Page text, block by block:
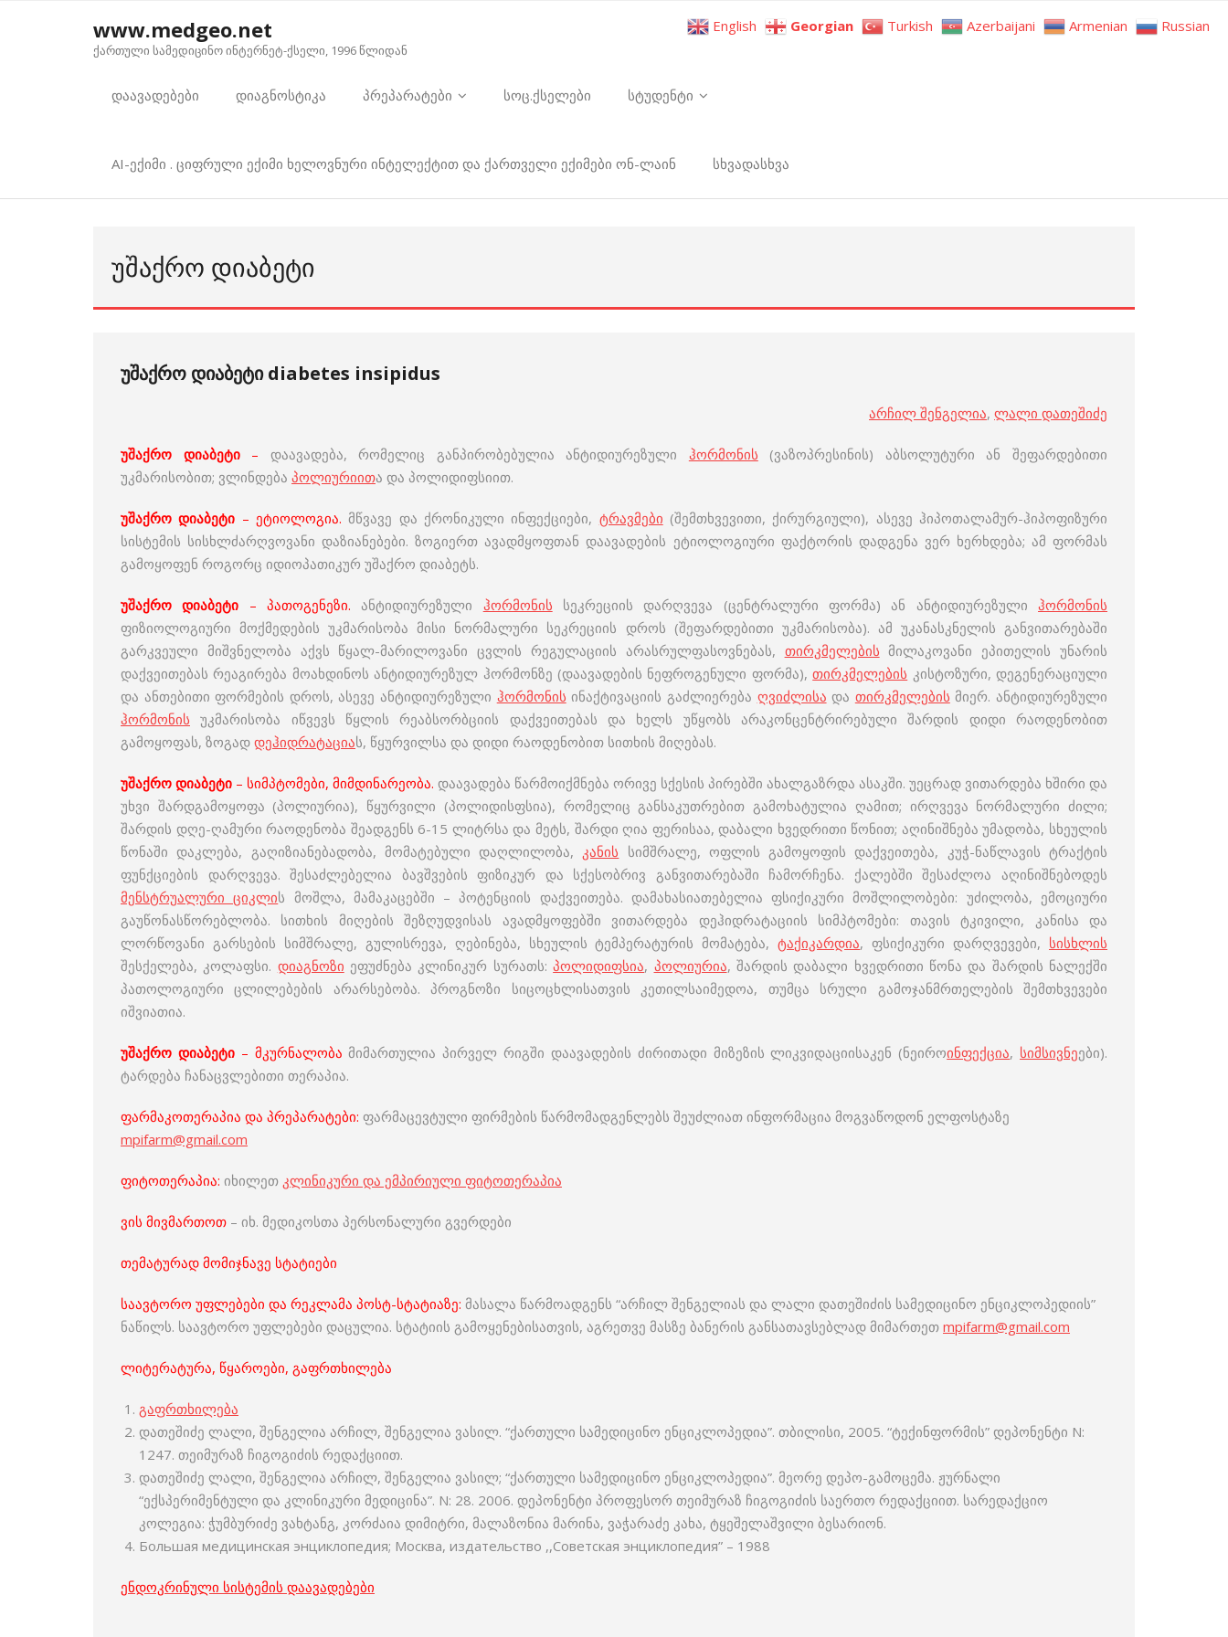
www.medgeo.net
ქართული სამედიცინო ინტერნეტ-ქსელი, 1996 წლიდან
დაავადებები დიაგნოსტიკა პრეპარატები სოც.ქსელები სტუდენტი
AI-ექიმი . ციფრული ექიმი ხელოვნური ინტელექტით და ქართველი ექიმები ონ-ლაინ სხვადასხვა
ᲣᲨᲐᲥᲠᲝ ᲓᲘᲐᲑᲔᲢᲘ
უშაქრო დიაბეტი diabetes insipidus
არჩილ შენგელია, ლალი დათეშიძე
უშაქრო დიაბეტი– დაავადება, რომელიც განპირობებულია ანტიდიურეზული ჰორმონის (ვაზოპრესინის) აბსოლუტური ან შეფარდებითი
უკმარისობით; ვლინდება პოლიურიითა და პოლიდიფსიით.
უშაქრო დიაბეტი – ეტიოლოგია. მწვავე და ქრონიკული ინფექციები, ტრავმები (შემთხვევითი, ქირურგიული), ასევე ჰიპოთალამურ-ჰიპოფიზური
სისტემის სისხლძარღვოვანი დაზიანებები. ზოგიერთ ავადმყოფთან დაავადების ეტიოლოგიური ფაქტორის დადგენა ვერ ხერხდება; ამ ფორმას
გამოყოფენ როგორც იდიოპათიკურ უშაქრო დიაბეტს.
უშაქრო დიაბეტი – პათოგენეზი. ანტიდიურეზული ჰორმონის სეკრეციის დარღვევა (ცენტრალური ფორმა) ან ანტიდიურეზულიჰორმონის
ფიზიოლოგიური მოქმედების უკმარისობა მისი ნორმალური სეკრეციის დროს (შეფარდებითი უკმარისობა). ამ უკანასკნელის განვითარებაში
გარკვეული მიშვნელობა აქვს წყალ-მარილოვანი ცვლის რეგულაციის არასრულფასოვნებას, თირკმელების მილაკოვანი ეპითელის უნარის
დაქვეითებას რეაგირება მოახდინოს ანტიდიურეზულ ჰორმონზე (დაავადების ნეფროგენული ფორმა),თირკმელების კისტოზური, დეგენერაციული
და ანთებითი ფორმების დროს, ასევე ანტიდიურეზული ჰორმონის ინაქტივაციის გაძლიერება ღვიძლისა და თირკმელების მიერ. ანტიდიურეზული
ჰორმონის უკმარისობა იწვევს წყლის რეაბსორბციის დაქვეითებას და ხელს უწყობს არაკონცენტრირებული შარდის დიდი რაოდენობით
გამოყოფას, ზოგად დეჰიდრატაციას, წყურვილსა და დიდი რაოდენობით სითხის მიღებას.
უშაქრო დიაბეტი – სიმპტომები, მიმდინარეობა. დაავადება წარმოიქმნება ორივე სქესის პირებში ახალგაზრდა ასაკში. უეცრად ვითარდება ხშირი და
უხვი შარდგამოყოფა (პოლიურია), წყურვილი (პოლიდისფსია), რომელიც განსაკუთრებით გამოხატულია ღამით; ირღვევა ნორმალური ძილი;
შარდის დღე-ღამური რაოდენობა შეადგენს 6-15 ლიტრსა და მეტს, შარდი ღია ფერისაა, დაბალი ხვედრითი წონით; აღინიშნება უმადობა, სხეულის
წონაში დაკლება, გაღიზიანებადობა, მომატებული დაღლილობა, კანის სიმშრალე, ოფლის გამოყოფის დაქვეითება, კუჭ-ნაწლავის ტრაქტის
ფუნქციების დარღვევა. შესაძლებელია ბავშვების ფიზიკურ და სქესობრივ განვითარებაში ჩამორჩენა. ქალებში შესაძლოა აღინიშნებოდეს
მენსტრუალური ციკლის მოშლა, მამაკაცებში – პოტენციის დაქვეითება. დამახასიათებელია ფსიქიკური მოშლილობები: უძილობა, ემოციური
გაუწონასწორებლობა. სითხის მიღების შეზღუდვისას ავადმყოფებში ვითარდება დეჰიდრატაციის სიმპტომები: თავის ტკივილი, კანისა და
ლორწოვანი გარსების სიმშრალე, გულისრევა, ღებინება, სხეულის ტემპერატურის მომატება,ტაქიკარდია, ფსიქიკური დარღვევები, სისხლის
შესქელება, კოლაფსი. დიაგნოზი ეფუძნება კლინიკურ სურათს:პოლიდიფსია, პოლიურია, შარდის დაბალი ხვედრითი წონა და შარდის ნალექში
პათოლოგიური ცლილებების არარსებობა. პროგნოზი სიცოცხლისათვის კეთილსაიმედოა, თუმცა სრული გამოჯანმრთელების შემთხვევები
იშვიათია.
უშაქრო დიაბეტი– მკურნალობა მიმართულია პირველ რიგში დაავადების ძირითადი მიზეზის ლიკვიდაციისაკენ (ნეიროინფექცია, სიმსივნეები).
ტარდება ჩანაცვლებითი თერაპია.
ფარმაკოთერაპია და პრეპარატები: ფარმაცევტული ფირმების წარმომადგენლებს შეუძლიათ ინფორმაცია მოგვაწოდონ ელფოსტაზე
mpifarm@gmail.com
ფიტოთერაპია: იხილეთ კლინიკური და ემპირიული ფიტოთერაპია
ვის მივმართოთ – იხ. მედიკოსთა პერსონალური გვერდები
თემატურად მომიჯნავე სტატიები
საავტორო უფლებები და რეკლამა პოსტ-სტატიაზე: მასალა წარმოადგენს “არჩილ შენგელიას და ლალი დათეშიძის სამედიცინო ენციკლოპედიის”
ნაწილს. საავტორო უფლებები დაცულია. სტატიის გამოყენებისათვის, აგრეთვე მასზე ბანერის განსათავსებლად მიმართეთ mpifarm@gmail.com
ლიტერატურა, წყაროები, გაფრთხილება
გაფრთხილება
დათეშიძე ლალი, შენგელია არჩილ, შენგელია ვასილ. “ქართული სამედიცინო ენციკლოპედია”. თბილისი, 2005. “ტექინფორმის” დეპონენტი N:
1247. თეიმურაზ ჩიგოგიძის რედაქციით.
დათეშიძე ლალი, შენგელია არჩილ, შენგელია ვასილ; “ქართული სამედიცინო ენციკლოპედია”. მეორე დეპო-გამოცემა. ჟურნალი
“ექსპერიმენტული და კლინიკური მედიცინა”. N: 28. 2006. დეპონენტი პროფესორ თეიმურაზ ჩიგოგიძის საერთო რედაქციით. სარედაქციო
კოლეგია: ჭუმბურიძე ვახტანგ, კორძაია დიმიტრი, მალაზონია მარინა, ვაჭარაძე კახა, ტყეშელაშვილი ბესარიონ.
Большая медицинская энциклопедия; Москва, издательство ,,Советская энциклопедия” – 1988
ენდოკრინული სისტემის დაავადებები
English Georgian Turkish Azerbaijani Armenian Russian